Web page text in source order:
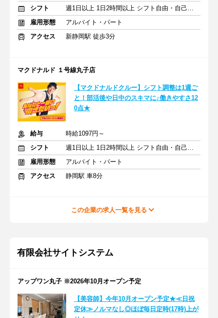
シフト
週1日以上 1日2時間以上 シフト自由・自己申告
雇用形態
アルバイト・パート
アクセス
新静岡駅 徒歩3分
マクドナルド １号線丸子店
【マクドナルドクルー】シフト調整は1週ご
と！部活後や日中のスキマに♪働きやすさ12
0点★
給与
時給1097円～
シフト
週1日以上 1日2時間以上 シフト自由・自己申告
雇用形態
アルバイト・パート
アクセス
静岡駅 車8分
この企業の求人一覧を見る
有限会社サイトシステム
アップワン丸子 ※2026年10月オープン予定
【美容師】今年10月オープン予定★≪日祝
定休≫ノルマなし◎ほぼ毎日定時(17時)上が